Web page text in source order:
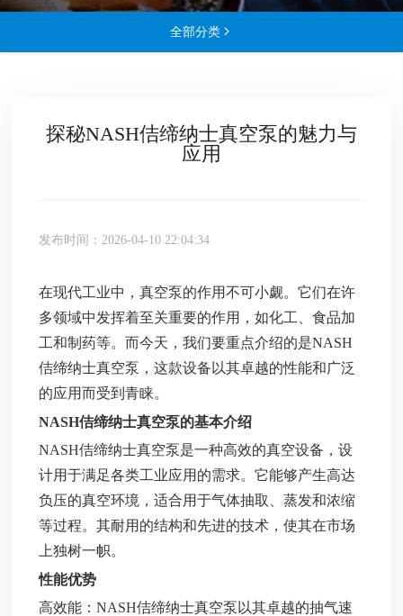
全部分类 
探秘NASH佶缔纳士真空泵的魅力与
应用
发布时间：2026-04-10 22:04:34
在现代工业中，真空泵的作用不可小觑。它们在许
多领域中发挥着至关重要的作用，如化工、食品加
工和制药等。而今天，我们要重点介绍的是NASH
佶缔纳士真空泵，这款设备以其卓越的性能和广泛
的应用而受到青睐。
NASH佶缔纳士真空泵的基本介绍
NASH佶缔纳士真空泵是一种高效的真空设备，设
计用于满足各类工业应用的需求。它能够产生高达
负压的真空环境，适合用于气体抽取、蒸发和浓缩
等过程。其耐用的结构和先进的技术，使其在市场
上独树一帜。
性能优势
高效能：NASH佶缔纳士真空泵以其卓越的抽气速